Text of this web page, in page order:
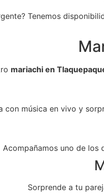
Tenemos
mariachi en
con música en vivo y
Acompañamos uno de los
Sorprende a tu